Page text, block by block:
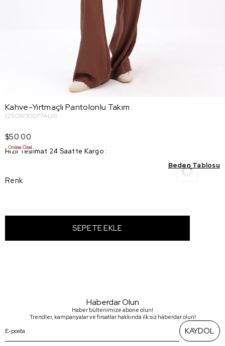
Kahve-Yırtmaçlı Pantolonlu Takım
(25OW30077AL0)
$50.00
Hızlı Teslimat 24 Saatte Kargo :
Beden Tablosu
Renk
Haberdar Olun
Haber bültenimize abone olun!
Trendler, kampanyalar ve fırsatlar hakkında ilk siz haberdar olun!
KAYDOL